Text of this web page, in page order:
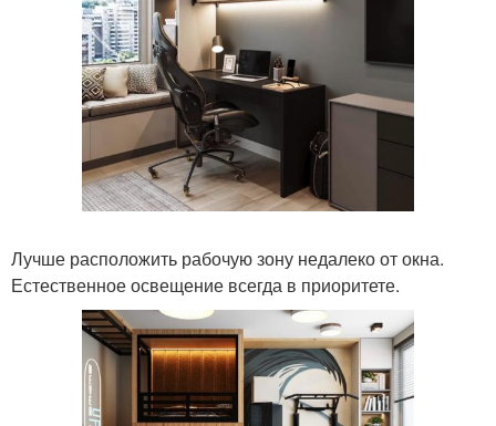
Лучше расположить рабочую зону недалеко от окна.
Естественное освещение всегда в приоритете.